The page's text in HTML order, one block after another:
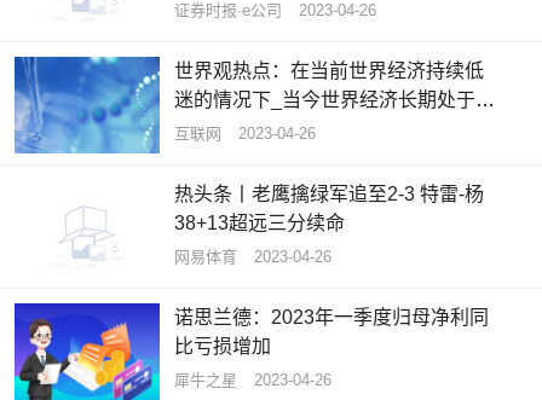
证券时报·e公司 2023-04-26
世界观热点：在当前世界经济持续低
迷的情况下_当今世界经济长期处于低
迷状态主要是由于_ 造成的
互联网 2023-04-26
热头条丨老鹰擒绿军追至2-3 特雷-杨
38+13超远三分续命
网易体育 2023-04-26
诺思兰德：2023年一季度归母净利同
比亏损增加
犀牛之星 2023-04-26